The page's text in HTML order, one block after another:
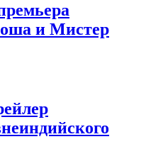
и Мистер